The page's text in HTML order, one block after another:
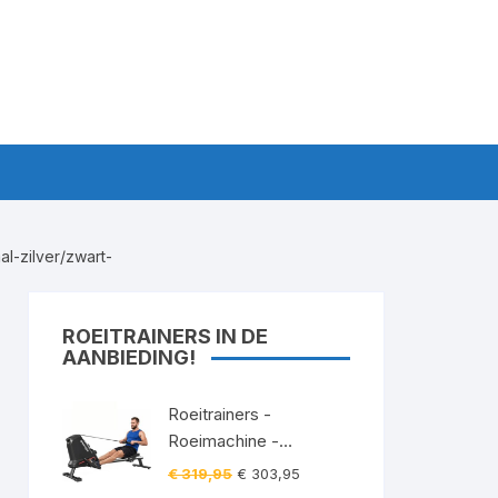
zilver/zwart-
ROEITRAINERS IN DE
AANBIEDING!
Roeitrainers -
Roeimachine -
Roeiapparaat -
€319,95 Oorspronkelijke
€ 303,95